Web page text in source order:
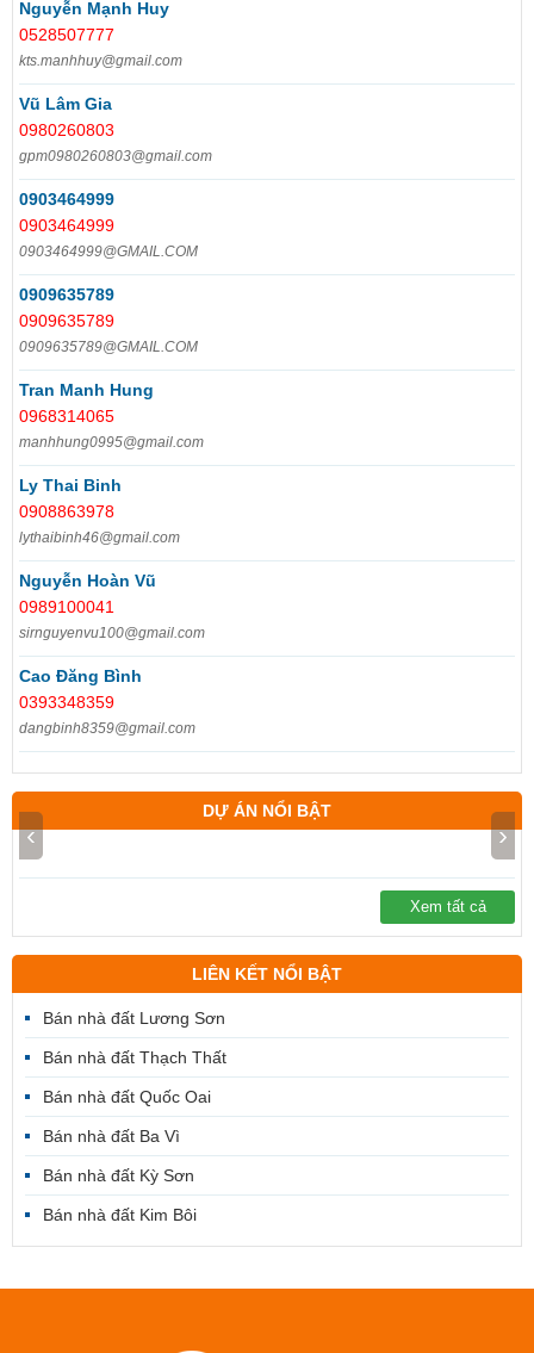
Nguyễn Mạnh Huy
0528507777
kts.manhhuy@gmail.com
Vũ Lâm Gia
0980260803
gpm0980260803@gmail.com
0903464999
0903464999
0903464999@GMAIL.COM
0909635789
0909635789
0909635789@GMAIL.COM
Tran Manh Hung
0968314065
manhhung0995@gmail.com
Ly Thai Binh
0908863978
lythaibinh46@gmail.com
Nguyễn Hoàn Vũ
0989100041
sirnguyenvu100@gmail.com
Cao Đăng Bình
0393348359
dangbinh8359@gmail.com
DỰ ÁN NỔI BẬT
‹ ›
Xem tất cả
LIÊN KẾT NỔI BẬT
Bán nhà đất Lương Sơn
Bán nhà đất Thạch Thất
Bán nhà đất Quốc Oai
Bán nhà đất Ba Vì
Bán nhà đất Kỳ Sơn
Bán nhà đất Kim Bôi